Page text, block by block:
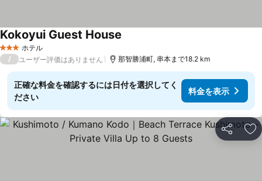
3 ホテルのランク
ホテル
Kokoyui Guest House
/ ユーザー評価はありません 那智勝浦町, 串本まで18.2 km
正確な料金を確認するには日付を選択してく
ださい
料金を表示
シェア お